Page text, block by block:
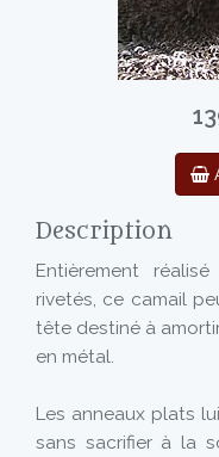
Description
Entièrement
rivetés, ce camail
tête destiné à
en métal.
Les anneaux plats
sans sacrifier à la